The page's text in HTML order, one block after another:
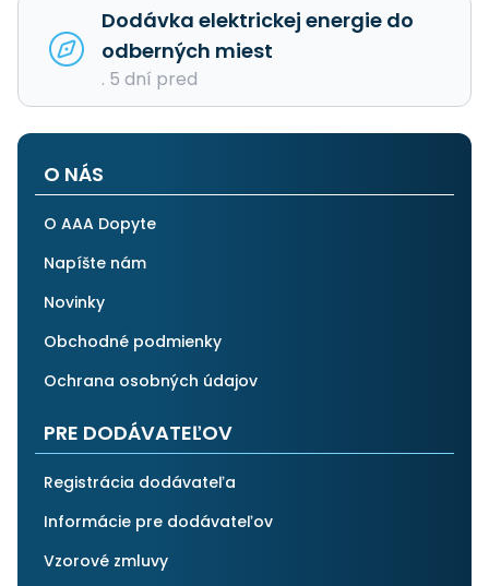
Dodávka elektrickej energie do
odberných miest
. 5 dní pred
O NÁS
O AAA Dopyte
Napíšte nám
Novinky
Obchodné podmienky
Ochrana osobných údajov
PRE DODÁVATEĽOV
Registrácia dodávateľa
Informácie pre dodávateľov
Vzorové zmluvy